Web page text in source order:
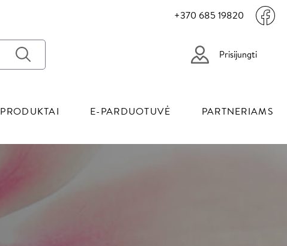
+370 685 19820
Prisijungti
PRODUKTAI E-PARDUOTUVĖ PARTNERIAMS